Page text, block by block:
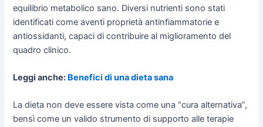
equilibrio metabolico sano. Diversi nutrienti sono stati
identificati come aventi proprietà antinfiammatorie e
antiossidanti, capaci di contribuire al miglioramento del
quadro clinico.
Leggi anche: Benefici di una dieta sana
La dieta non deve essere vista come una “cura alternativa”,
bensì come un valido strumento di supporto alle terapie